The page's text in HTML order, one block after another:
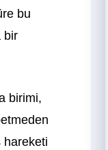
bu
bir
birimi,
hareketi